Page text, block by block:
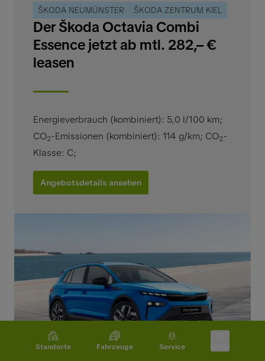
Standorte Fahrzeuge Service
ŠKODA NEUMÜNSTER ŠKODA ZENTRUM KIEL
Der Škoda Octavia Combi
Essence jetzt ab mtl. 282,– €
leasen
Energieverbrauch (kombiniert): 5,0 l/100 km;
CO2-Emissionen (kombiniert): 114 g/km; CO2-
Klasse: C;
Angebotsdetails ansehen